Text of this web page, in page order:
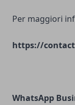
Per maggiori
https://
WhatsApp